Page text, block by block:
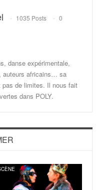
1035 Posts
0
danse expérimentale,
auteurs africains… sa
pas de limites. Il nous fait
dans POLY.